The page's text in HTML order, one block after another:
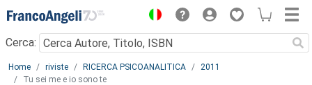
Menu
Cerca:
Main content
Home riviste RICERCA PSICOANALITICA
2011
Tu sei me e io sono te